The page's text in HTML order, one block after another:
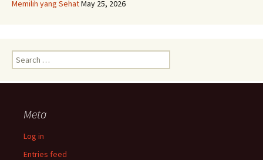
Memilih yang SehatMay 25, 2026
Search
for:
Meta
Log in
Entries feed